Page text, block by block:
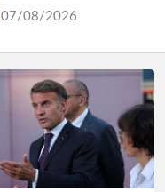
07/08/2026